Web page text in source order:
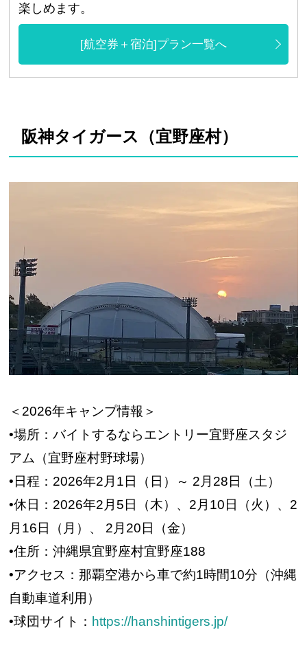
楽しめます。
[航空券＋宿泊]プラン一覧へ
阪神タイガース（宜野座村）
＜2026年キャンプ情報＞
•場所：バイトするならエントリー宜野座スタジ
アム（宜野座村野球場）
•日程：2026年2月1日（日）～ 2月28日（土）
•休日：2026年2月5日（木）、2月10日（火）、2
月16日（月）、 2月20日（金）
•住所：沖縄県宜野座村宜野座188
•アクセス：那覇空港から車で約1時間10分（沖縄
自動車道利用）
•球団サイト： https://hanshintigers.jp/